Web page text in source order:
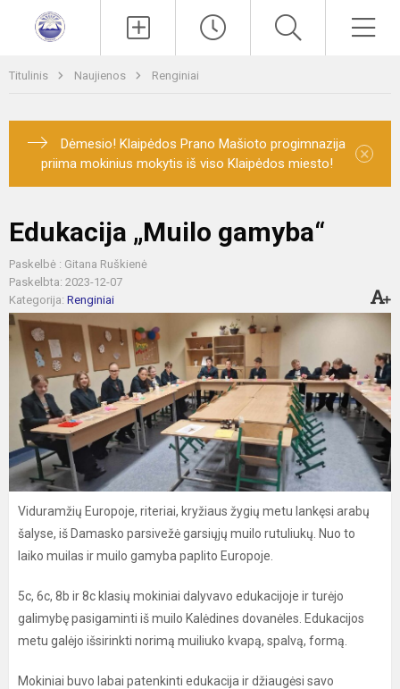
Titulinis Naujienos Renginiai
Dėmesio! Klaipėdos Prano Mašioto progimnazija
priima mokinius mokytis iš viso Klaipėdos miesto!
×
Edukacija „Muilo gamyba“
Paskelbė : Gitana Ruškienė
Paskelbta: 2023-12-07
Kategorija: Renginiai
Viduramžių Europoje, riteriai, kryžiaus žygių metu lankęsi arabų
šalyse, iš Damasko parsivežė garsiųjų muilo rutuliukų. Nuo to
laiko muilas ir muilo gamyba paplito Europoje.
5c, 6c, 8b ir 8c klasių mokiniai dalyvavo edukacijoje ir turėjo
galimybę pasigaminti iš muilo Kalėdines dovanėles. Edukacijos
metu galėjo išsirinkti norimą muiliuko kvapą, spalvą, formą.
Mokiniai buvo labai patenkinti edukacija ir džiaugėsi savo